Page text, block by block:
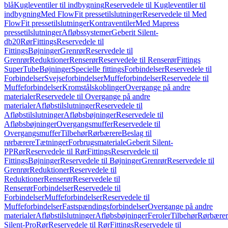
blåKugleventiler til indbygningReservedele til Kugleventiler til
indbygningMed FlowFit pressetilslutningerReservedele til Med
FlowFit pressetilslutningerKontraventilerMed Mapress
pressetilslutningerAfløbssystemerGeberit Silent-
db20RørFittingsReservedele til
FittingsBøjningerGrenrørReservedele til
GrenrørReduktionerRenserørReservedele til RenserørFittings
SuperTubeBøjningerSpecielle fittingsForbindelserReservedele til
ForbindelserSvejseforbindelserMuffeforbindelserReservedele til
MuffeforbindelserKromstålskoblingerOvergange på andre
materialerReservedele til Overgange på andre
materialerAfløbstilslutningerReservedele til
AfløbstilslutningerAfløbsbøjningerReservedele til
AfløbsbøjningerOvergangsmufferReservedele til
OvergangsmufferTilbehørRørbærereBeslag til
rørbærereTætningerForbrugsmaterialeGeberit Silent-
PPRørReservedele til RørFittingsReservedele til
FittingsBøjningerReservedele til BøjningerGrenrørReservedele til
GrenrørReduktionerReservedele til
ReduktionerRenserørReservedele til
RenserørForbindelserReservedele til
ForbindelserMuffeforbindelserReservedele til
MuffeforbindelserFastspændingsforbindelserOvergange på andre
materialerAfløbstilslutningerAfløbsbøjningerFerolerTilbehør
Silent-ProRørReservedele til RørFittingsReservedele til